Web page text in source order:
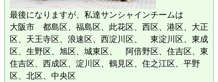
最後になりますが、私達サンシャインチームは
大阪市 都島区、福島区、此花区、西区、港区、大正
区、天王寺区、浪速区、西淀川区、 東淀川区、東成
区、生野区、旭区、城東区、 阿倍野区、住吉区、東
住吉区、西成区、淀川区、鶴見区、住之江区、平野
区、北区、中央区